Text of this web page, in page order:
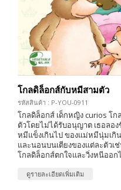
โกลดิล็อกส์กับหมีสามตัว
รหัสสินค้า : P-YOU-0911
โกลดิล็อกส์ เด็กหญิง curios โ
ตัวโดยไม่ได้รับอนุญาต เธอลอ
หมีแข็งเกินไป ของแม่หมีนุ่มเกิ
และนอนบนเตียงของแต่ละตัว
โกลดิล็อกส์ตกใจและวิ่งหนีออก
ดูรายละเอียดเพิ่มเติม